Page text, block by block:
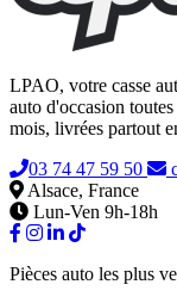
LPAO, votre casse
auto d'occasion
mois, livrées partout
03 74 47 59 50
Alsace, France
Lun-Ven 9h-18h
Pièces auto les plus